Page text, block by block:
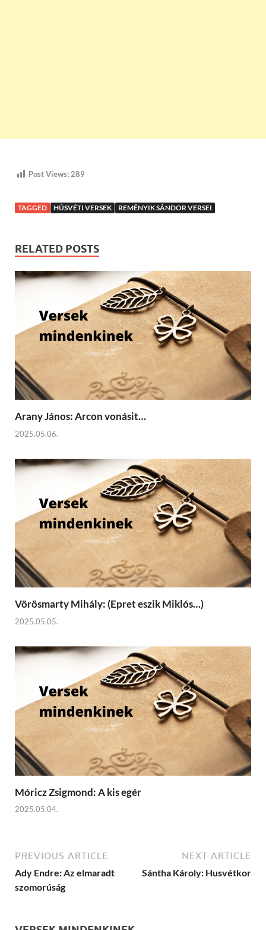
Post Views: 289
TAGGED HÚSVÉTI VERSEK REMÉNYIK SÁNDOR VERSEI
RELATED POSTS
Arany János: Arcon vonásit…
2025.05.06.
Vörösmarty Mihály: (Epret eszik Miklós…)
2025.05.05.
Móricz Zsigmond: A kis egér
2025.05.04.
PREVIOUS ARTICLE
Ady Endre: Az elmaradt
szomorúság
NEXT ARTICLE
Sántha Károly: Husvétkor